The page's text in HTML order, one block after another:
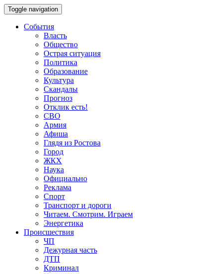
Toggle navigation
События
Власть
Общество
Острая ситуация
Политика
Образование
Культура
Скандалы
Прогноз
Отклик есть!
СВО
Армия
Афиша
Глядя из Ростова
Город
ЖКХ
Наука
Официально
Реклама
Спорт
Транспорт и дороги
Читаем. Смотрим. Играем
Энергетика
Происшествия
ЧП
Дежурная часть
ДТП
Криминал